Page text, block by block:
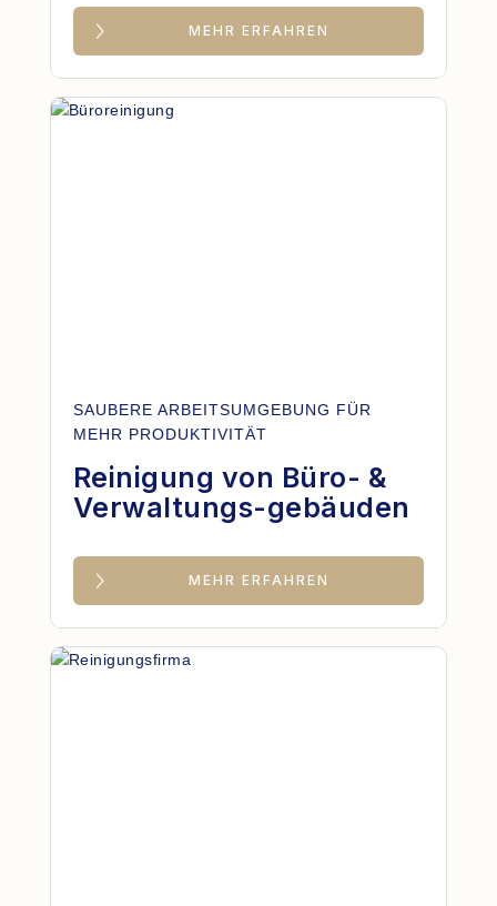
MEHR ERFAHREN
SAUBERE ARBEITSUMGEBUNG FÜR
MEHR PRODUKTIVITÄT
Reinigung von Büro- &
Verwaltungs-gebäuden
MEHR ERFAHREN